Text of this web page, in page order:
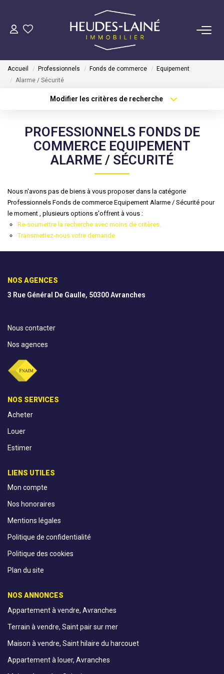
VENDRE
GÉRER
Mise En Location
COPROPRIÉTÉS
Accueil Professionnels Fonds de commerce
Equipement
Alarme / Sécurité
Modifier les critères de recherche
Sélectionnez...
Type de bien
Surface min
Budget max Plus de critères
Créer une alerte
PROFESSIONNELS FONDS DE
COMMERCE EQUIPEMENT
ALARME / SÉCURITÉ
Nous n'avons pas de biens à vous proposer dans la catégorie
Professionnels Fonds de commerce Equipement Alarme / Sécurité pour
le moment , plusieurs options s'offrent à vous :
Re-soumettre la recherche avec moins de critères.
Transmettez-nous votre demande
NOS AGENCES
3 Rue Général De Gaulle, 50300 Avranches
Nous contacter
Nos agences
NOS SERVICES
Acheter
Louer
Estimer
LIENS UTILES
Mon compte
Nos honoraires
Mentions légales
Politique de confidentialité
Politique des cookies
Plan du site
NOS ANNONCES
Appartement à vendre, Avranches
Terrain à vendre, Saint pair sur mer
Maison à vendre, Saint hilaire du harcouet
Appartement à louer, Avranches